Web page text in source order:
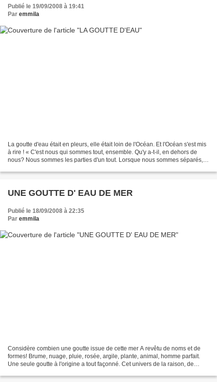
Publié le 19/09/2008 à 19:41
Par emmila
La goutte d'eau était en pleurs, elle était loin de l'Océan. Et l'Océan s'est mis
à rire ! « C'est nous qui sommes tout, ensemble. Qu'y a-t-il, en dehors de
nous? Nous sommes les parties d'un tout. Lorsque nous sommes séparés,
UNE GOUTTE D' EAU DE MER
Publié le 18/09/2008 à 22:35
Par emmila
Considère combien une goutte issue de cette mer A revêtu de noms et de
formes! Brume, nuage, pluie, rosée, argile, plante, animal, homme parfait.
Une seule goutte à l'origine a tout façonné. Cet univers de la raison, de